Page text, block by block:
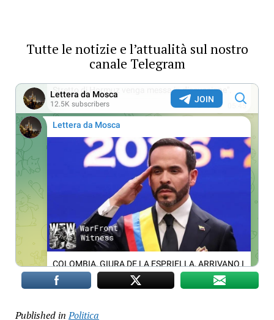
Tutte le notizie e l’attualità sul nostro
canale Telegram
Published in Politica